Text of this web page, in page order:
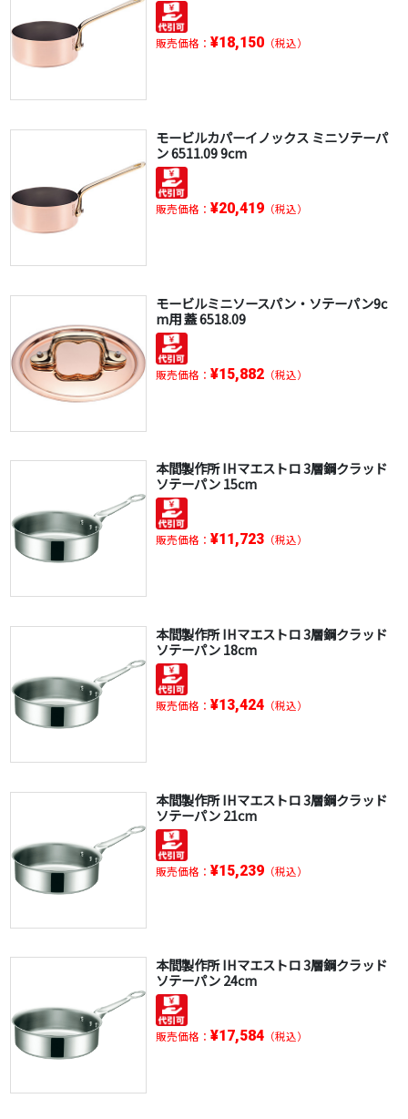
販売価格： ¥18,150（税込）
モービルカパーイノックス ミニソテーパ
ン 6511.09 9cm
販売価格： ¥20,419（税込）
モービルミニソースパン・ソテーパン9c
m用 蓋 6518.09
販売価格： ¥15,882（税込）
本間製作所 IHマエストロ 3層鋼クラッド
ソテーパン 15cm
販売価格： ¥11,723（税込）
本間製作所 IHマエストロ 3層鋼クラッド
ソテーパン 18cm
販売価格： ¥13,424（税込）
本間製作所 IHマエストロ 3層鋼クラッド
ソテーパン 21cm
販売価格： ¥15,239（税込）
本間製作所 IHマエストロ 3層鋼クラッド
ソテーパン 24cm
販売価格： ¥17,584（税込）